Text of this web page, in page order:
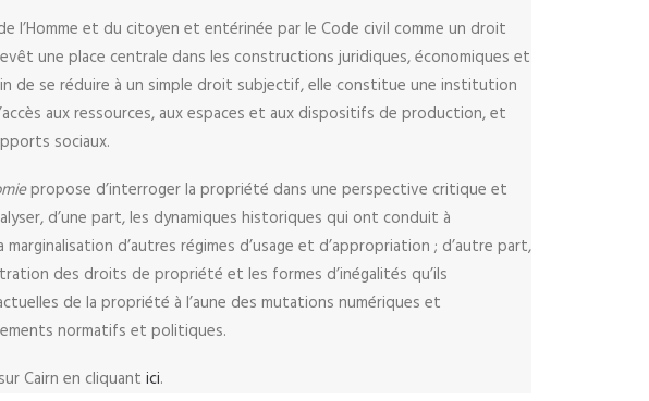
l’Homme et du citoyen et entérinée par le Code civil comme un droit
une place centrale dans les constructions juridiques, économiques et
de se réduire à un simple droit subjectif, elle constitue une institution
aux ressources, aux espaces et aux dispositifs de production, et
sociaux.
propose d’interroger la propriété dans une perspective critique et
d’une part, les dynamiques historiques qui ont conduit à
d’autres régimes d’usage et d’appropriation ; d’autre part,
des droits de propriété et les formes d’inégalités qu’ils
de la propriété à l’aune des mutations numériques et
normatifs et politiques.
Cairn en cliquant ici.